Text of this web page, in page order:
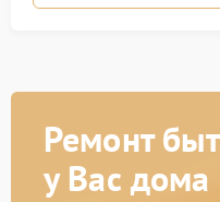
Ремонт
у Вас дома